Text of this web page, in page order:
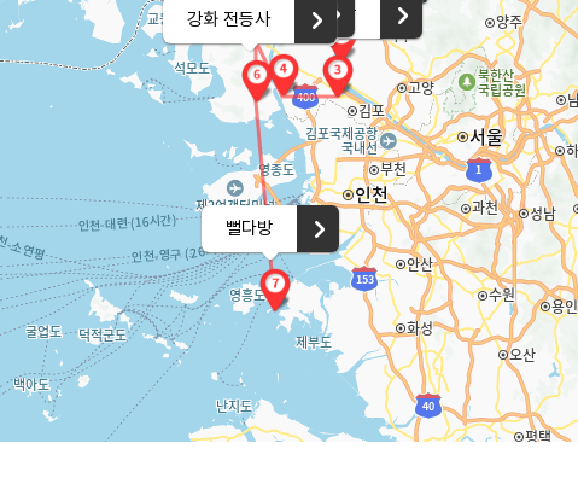
라베니체광장
수산공원
강화 전등사
뻘다방